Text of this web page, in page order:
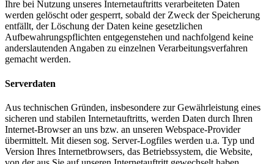
Ihre bei Nutzung unseres Internetauftritts verarbeiteten Daten
werden gelöscht oder gesperrt, sobald der Zweck der Speicherung
entfällt, der Löschung der Daten keine gesetzlichen
Aufbewahrungspflichten entgegenstehen und nachfolgend keine
anderslautenden Angaben zu einzelnen Verarbeitungsverfahren
gemacht werden.
Serverdaten
Aus technischen Gründen, insbesondere zur Gewährleistung eines
sicheren und stabilen Internetauftritts, werden Daten durch Ihren
Internet-Browser an uns bzw. an unseren Webspace-Provider
übermittelt. Mit diesen sog. Server-Logfiles werden u.a. Typ und
Version Ihres Internetbrowsers, das Betriebssystem, die Website,